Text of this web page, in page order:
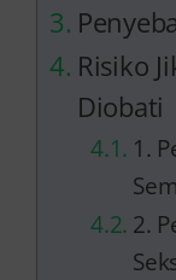
Risiko
Diobati
1.
2.